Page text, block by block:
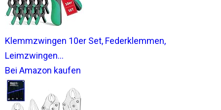
Klemmzwingen 10er Set, Federklemmen,
Leimzwingen...
Bei Amazon kaufen